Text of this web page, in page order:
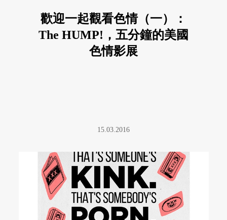
歡迎一起觀看色情（一）：
The HUMP!，五分鐘的美國
色情影展
15.03.2016